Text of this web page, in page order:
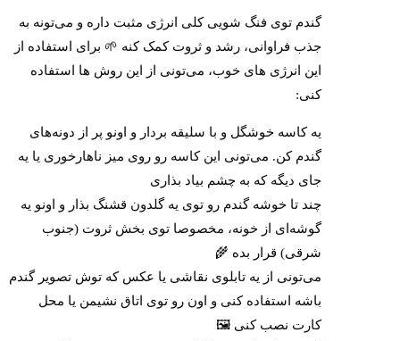
گندم توی فنگ شویی کلی انرژی مثبت داره و می‌تونه به
جذب فراوانی، رشد و ثروت کمک کنه 🌱 برای استفاده از
این انرژی های خوب، می‌تونی از این روش ها استفاده
کنی:
یه کاسه خوشگل و با سلیقه بردار و اونو پر از دونه‌های
گندم کن. می‌تونی این کاسه رو روی میز ناهارخوری یا یه
جای دیگه که به چشم بیاد بذاری
چند تا خوشه گندم رو توی یه گلدون قشنگ بذار و اونو یه
گوشه‌ای از خونه، مخصوصا توی بخش ثروت (جنوب
شرقی) قرار بده 🌾
می‌تونی از یه تابلوی نقاشی یا عکس که توش تصویر گندم
باشه استفاده کنی و اون رو توی اتاق نشیمن یا محل
کارت نصب کنی 🖼️